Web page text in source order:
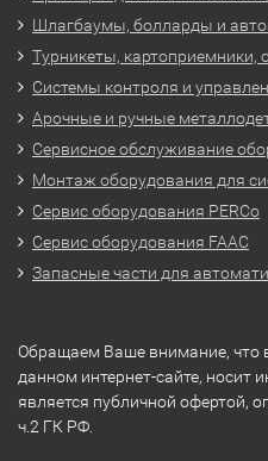
Шлагбаумы, болларды и
Турникеты, картоприемники,
Системы контроля и
Арочные и ручные
Сервисное обслуживание
Монтаж оборудования для
Сервис оборудования PERCo
Сервис оборудования FAAC
Запасные части для
Обращаем Ваше внимание, что
данном интернет-сайте, носит
является публичной офертой,
ч.2 ГК РФ.